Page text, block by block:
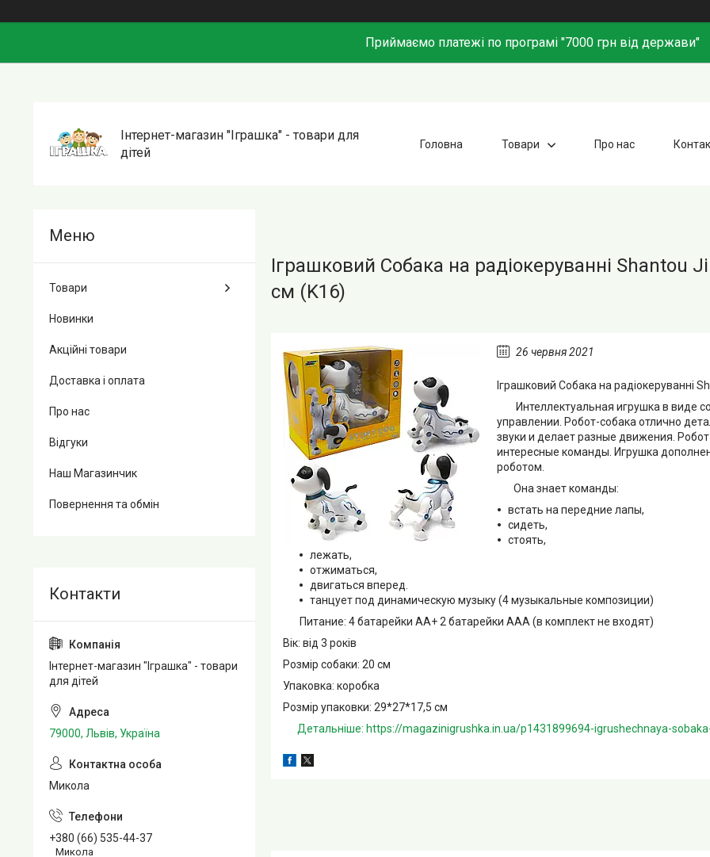
Приймаємо платежі по програмі "7000 грн від держави"
Інтернет-магазин "Іграшка" - товари для
дітей
Головна Товари Про нас
Іграшковий Собака на радіокеруванні Shantou
см (K16)
26 червня 2021
Іграшковий Собака на радіокеруванні
Интеллектуальная игрушка в виде
управлении. Робот-собака отлично
звуки и делает разные движения.
интересные команды. Игрушка
роботом.
Она знает команды:
встать на передние лапы,
сидеть,
стоять,
лежать,
отжиматься,
двигаться вперед.
танцует под динамическую музыку (4 музыкальные композиции)
Питание: 4 батарейки АА+ 2 батарейки ААА (в комплект не входят)
Вік: від 3 років
Розмір собаки: 20 см
Упаковка: коробка
Розмір упаковки: 29*27*17,5 см
Детальніше: https://magazinigrushka.in.ua/p1431899694-igrushechnaya-
Товари
Новинки
Акційні товари
Доставка і оплата
Про нас
Відгуки
Наш Магазинчик
Повернення та обмін
Інтернет-магазин "Іграшка" - товари
для дітей
79000, Львів, Україна
Микола
+380 (66) 535-44-37
Микола